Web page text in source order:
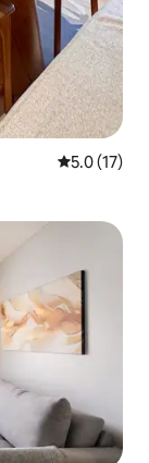
औसत रेटिंग 5
5.0 (17)